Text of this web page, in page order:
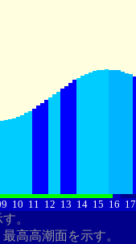
10 11 12 13 14 15 16 17
。
高高潮面を示す。